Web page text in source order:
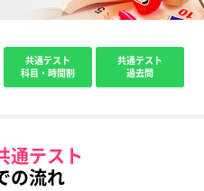
共通テスト
科目・時間割
共通テスト
過去問
通テスト
の流れ